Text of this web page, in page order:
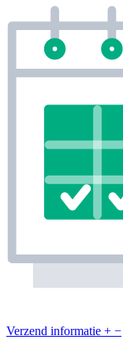
Verzend informatie + −